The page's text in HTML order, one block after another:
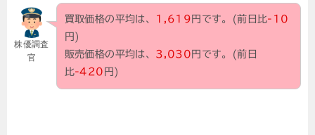
株優調査
官
買取価格の平均は、 1,619 円です。(前日比-10
円)
販売価格の平均は、 3,030 円です。(前日
比-420 円)